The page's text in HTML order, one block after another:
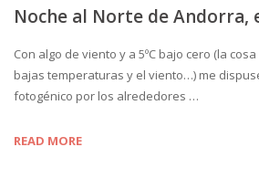
Noche al Norte de Andorra,
Con algo de viento y a 5ºC bajo cero (la
bajas temperaturas y el viento…) me
fotogénico por los alrededores …
READ MORE